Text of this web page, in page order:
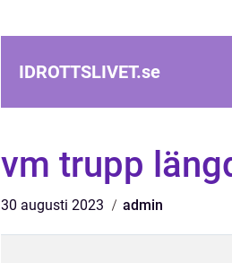
IDROTTSLIVET.se
vm trupp
30 augusti 2023 admin